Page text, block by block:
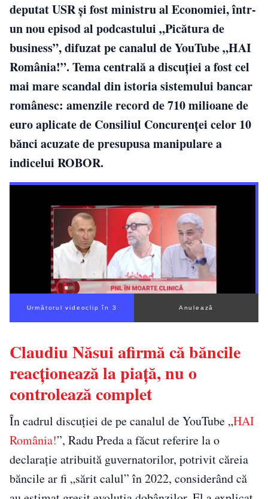
deputat USR și fost ministru al Economiei, într-
un nou episod al podcastului „Picătura de
business”, difuzat pe canalul de YouTube „HAI
România!”. Tema centrală a discuției a fost cel
mai mare scandal din istoria sistemului bancar
românesc: amenzile record de 710 milioane de
euro aplicate de Consiliul Concurenței celor 10
bănci acuzate de presupusa manipulare a
indicelui ROBOR.
Următorul videoclip în 2 Anulează
Claudiu Năsui afirmă că băncile
reacționează la piață, nu o
controlează complet
În cadrul discuției de pe canalul de YouTube „HAI
România!”, Radu Preda a făcut referire la o
declarație atribuită guvernatorilor, potrivit căreia
băncile ar fi „sărit calul” în 2022, considerând că